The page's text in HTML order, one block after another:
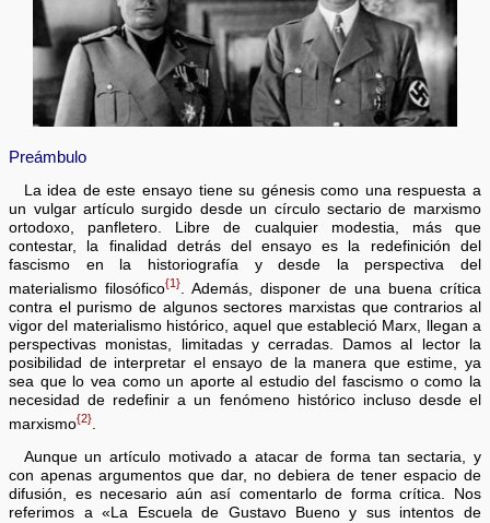
Preámbulo
La idea de este ensayo tiene su génesis como una respuesta a
un vulgar artículo surgido desde un círculo sectario de marxismo
ortodoxo, panfletero. Libre de cualquier modestia, más que
contestar, la finalidad detrás del ensayo es la redefinición del
fascismo en la historiografía y desde la perspectiva del
materialismo filosófico{1}
. Además, disponer de una buena crítica
contra el purismo de algunos sectores marxistas que contrarios al
vigor del materialismo histórico, aquel que estableció Marx, llegan a
perspectivas monistas, limitadas y cerradas. Damos al lector la
posibilidad de interpretar el ensayo de la manera que estime, ya
sea que lo vea como un aporte al estudio del fascismo o como la
necesidad de redefinir a un fenómeno histórico incluso desde el
marxismo{2}
Aunque un artículo motivado a atacar de forma tan sectaria, y
con apenas argumentos que dar, no debiera de tener espacio de
difusión, es necesario aún así comentarlo de forma crítica. Nos
referimos a «La Escuela de Gustavo Bueno y sus intentos de